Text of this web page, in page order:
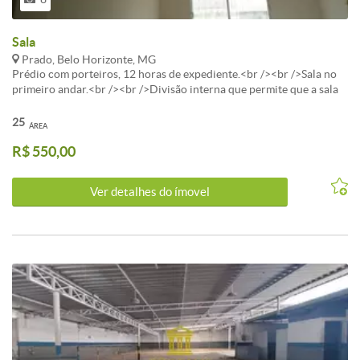
Sala
Prado, Belo Horizonte, MG
Prédio com porteiros, 12 horas de expediente.<br /><br />Sala no
primeiro andar.<br /><br />Divisão interna que permite que a sala
<br />Agendar visitas: (31) 3332-7792
ÁREA
25
R$ 550,00
Ver detalhes do ímovel